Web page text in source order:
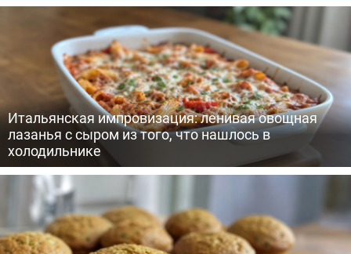
Итальянская импровизация: ленивая овощная
лазанья с сыром из того, что нашлось в
холодильнике